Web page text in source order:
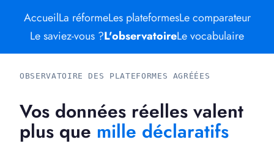
AccueilLa réformeLes plateformesLe comparateur
Le saviez-vous ?L'observatoireLe vocabulaire
OBSERVATOIRE DES PLATEFORMES AGRÉÉES
Vos données réelles valent
plus que mille déclaratifs